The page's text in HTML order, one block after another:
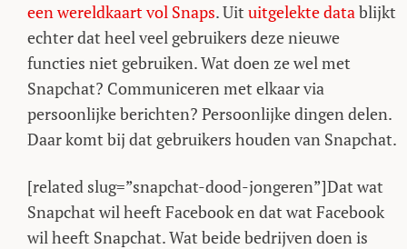
een wereldkaart vol Snaps. Uit uitgelekte datablijkt
echter dat heel veel gebruikers deze nieuwe
functies niet gebruiken. Wat doen ze wel met
Snapchat? Communiceren met elkaar via
persoonlijke berichten? Persoonlijke dingen delen.
Daar komt bij dat gebruikers houden van Snapchat.
[related slug=”snapchat-dood-jongeren”]Dat wat
Snapchat wil heeft Facebook en dat wat Facebook
wil heeft Snapchat. Wat beide bedrijven doen is